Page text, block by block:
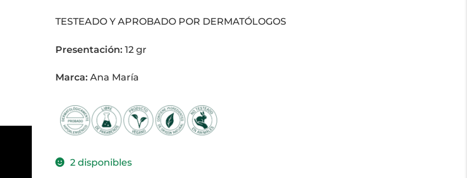
TESTEADO Y APROBADO POR DERMATÓLOGOS
Presentación:12 gr
Marca:Ana María
2 disponibles